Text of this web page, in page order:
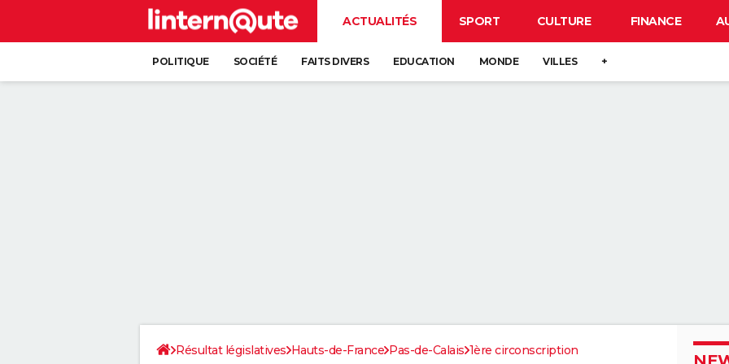
ACTUALITÉS SPORT CULTURE FINANCE
POLITIQUE SOCIÉTÉ FAITS DIVERS EDUCATION MONDE VILLES +
Résultat législatives Hauts-de-France Pas-de-Calais 1ère circonscription